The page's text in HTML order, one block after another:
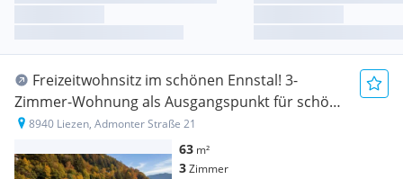
Freizeitwohnsitz im schönen Ennstal! 3-
Zimmer-Wohnung als Ausgangspunkt für schöne
Sport- und Naturerlebnisse
8940 Liezen, Admonter Straße 21
63 m²
3Zimmer